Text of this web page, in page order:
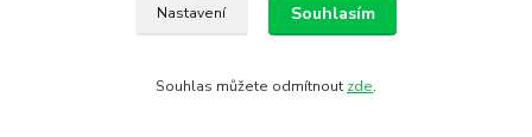
Nastavení Souhlasím
Souhlas můžete odmítnout zde.